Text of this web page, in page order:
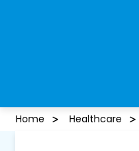
Home Healthcare